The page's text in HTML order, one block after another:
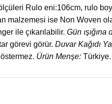
Rulo eni:106cm, rulo
malzemesi ise Non Woven
ile çıkarılabilir. Gün ışığına
görevi görür. Duvar Kağıdı
Ürün Menşe: Türkiye.